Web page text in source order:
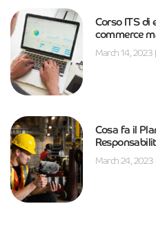
Corso ITS di
commerce
March 14, 2023
Cosa fa il
March 24, 2023